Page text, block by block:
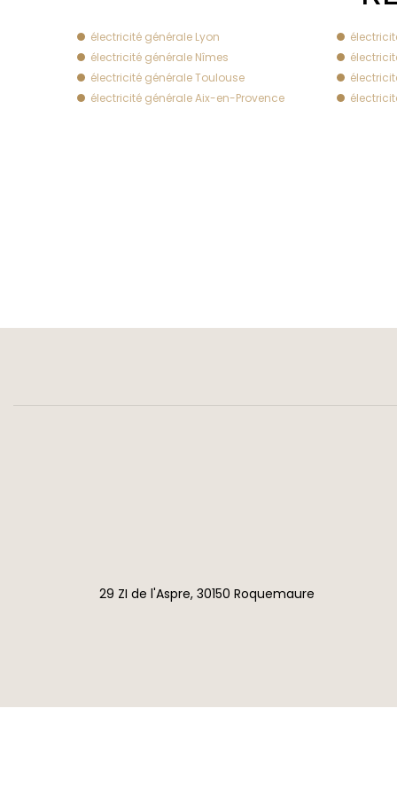
électricité générale Lyon
électricité générale Nîmes
électricité générale Toulouse
électricité générale Aix-en-Provence
29 ZI de l'Aspre, 30150 Roquemaure